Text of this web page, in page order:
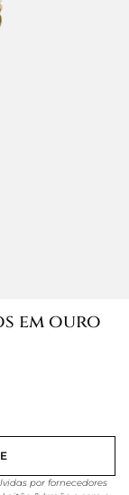
em ouro
por fornecedores